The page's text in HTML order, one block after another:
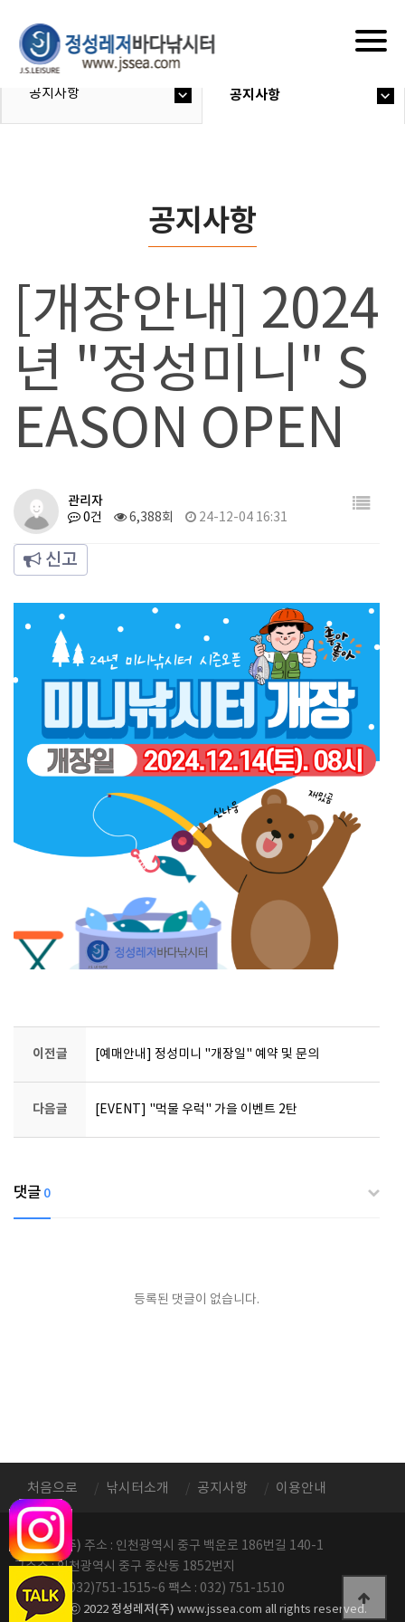
공지사항 공지사항
공지사항
[개장안내] 2024
년 "정성미니" S
EASON OPEN
관리자
0건 6,388회 24-12-04 16:31
신고
이전글 [예매안내] 정성미니 "개장일" 예약 및 문의
다음글 [EVENT] "먹물 우럭" 가을 이벤트 2탄
댓글 0
등록된 댓글이 없습니다.
처음으로 낚시터소개 공지사항 이용안내
정성레저(주) 주소 : 인천광역시 중구 백운로 186번길 140-1
구주소 : 인천광역시 중구 중산동 1852번지
전화번호: 032)751-1515~6 팩스 : 032) 751-1510
copyright ⓒ 2022 정성레저(주) www.jssea.com all rights reserved.